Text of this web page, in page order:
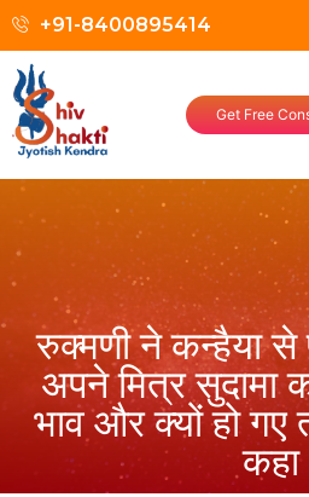
+91-8400895414
Get Free
रुक्मणी ने कन्हैया से
अपने मित्र सुदामा
भाव और क्यों हो गए
कहा